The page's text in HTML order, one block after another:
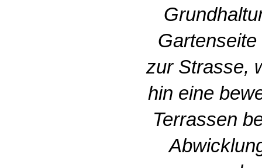
zur Strasse,
hin eine
Terrassen